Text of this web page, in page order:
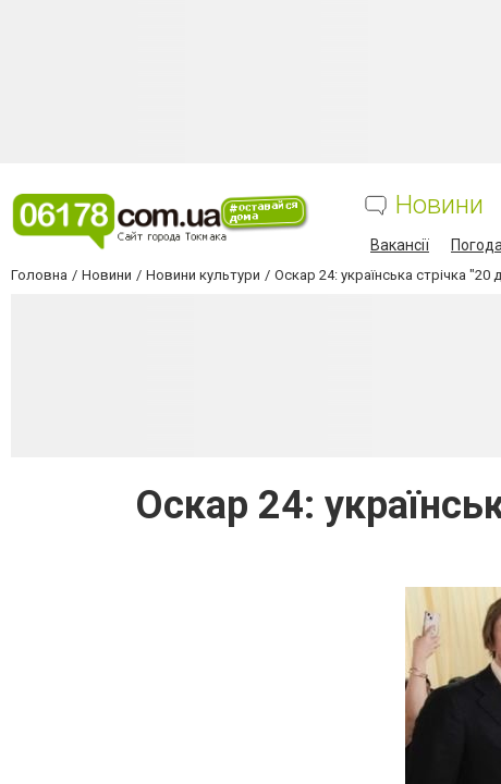
Новини
Вакансії Погода
Головна Новини Новини культури Оскар 24: українська стрічка
Оскар 24: